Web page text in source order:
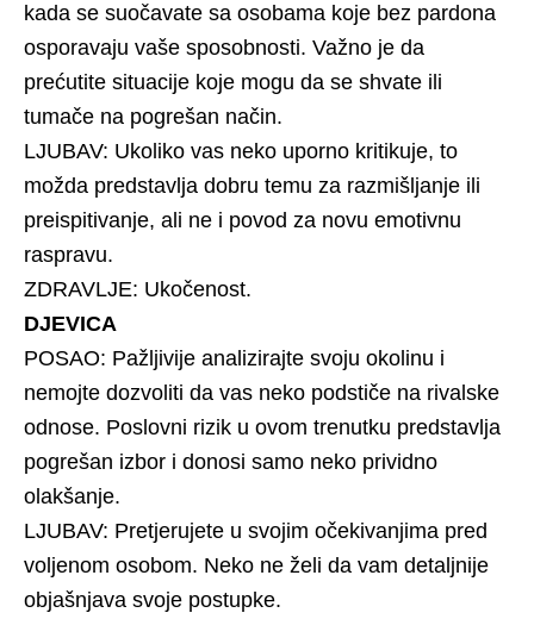
kada se suočavate sa osobama koje bez pardona
osporavaju vaše sposobnosti. Važno je da
prećutite situacije koje mogu da se shvate ili
tumače na pogrešan način.
LJUBAV: Ukoliko vas neko uporno kritikuje, to
možda predstavlja dobru temu za razmišljanje ili
preispitivanje, ali ne i povod za novu emotivnu
raspravu.
ZDRAVLJE: Ukočenost.
DJEVICA
POSAO: Pažljivije analizirajte svoju okolinu i
nemojte dozvoliti da vas neko podstiče na rivalske
odnose. Poslovni rizik u ovom trenutku predstavlja
pogrešan izbor i donosi samo neko prividno
olakšanje.
LJUBAV: Pretjerujete u svojim očekivanjima pred
voljenom osobom. Neko ne želi da vam detaljnije
objašnjava svoje postupke.